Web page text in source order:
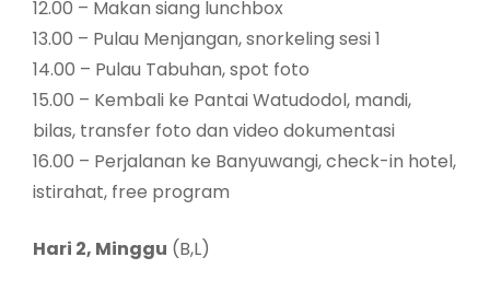
12.00 – Makan siang lunchbox
13.00 – Pulau Menjangan, snorkeling sesi 1
14.00 – Pulau Tabuhan, spot foto
15.00 – Kembali ke Pantai Watudodol, mandi,
bilas, transfer foto dan video dokumentasi
16.00 – Perjalanan ke Banyuwangi, check-in hotel,
istirahat, free program
Hari 2, Minggu (B,L)